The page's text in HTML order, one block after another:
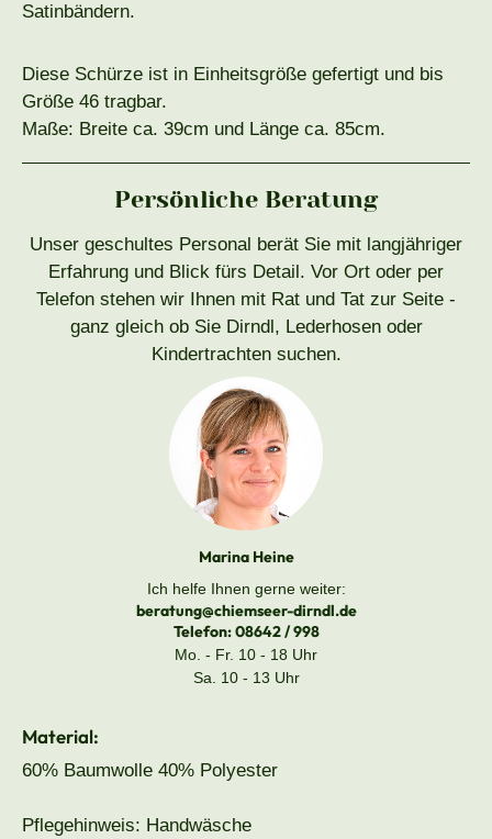
Satinbändern.
Diese Schürze ist in Einheitsgröße gefertigt und bis
Größe 46 tragbar.
Maße: Breite ca. 39cm und Länge ca. 85cm.
Persönliche Beratung
Unser geschultes Personal berät Sie mit langjähriger
Erfahrung und Blick fürs Detail. Vor Ort oder per
Telefon stehen wir Ihnen mit Rat und Tat zur Seite -
ganz gleich ob Sie Dirndl, Lederhosen oder
Kindertrachten suchen.
Marina Heine
Ich helfe Ihnen gerne weiter:
beratung@chiemseer-dirndl.de
Telefon:08642 / 998
Mo. - Fr. 10 - 18 Uhr
Sa. 10 - 13 Uhr
Material:
60% Baumwolle 40% Polyester
Pflegehinweis: Handwäsche